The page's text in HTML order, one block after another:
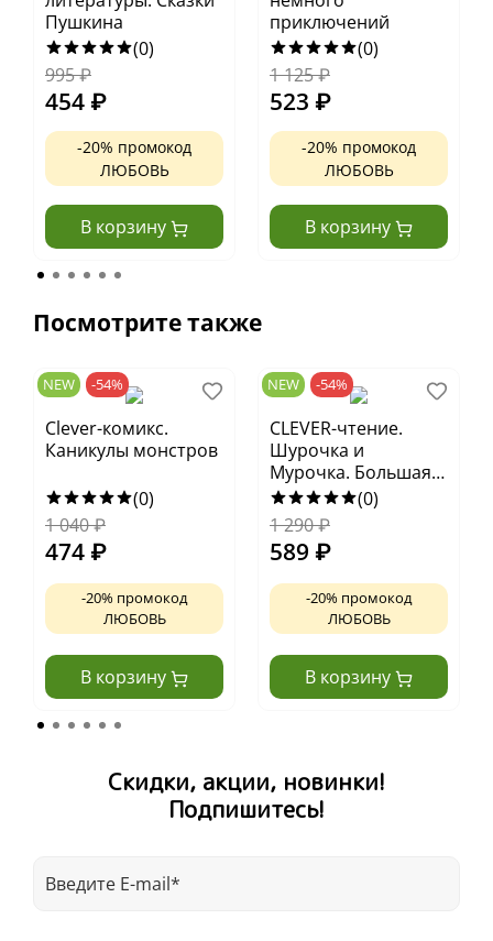
Пушкина
(0)
995₽
454 ₽
-20% промокод
ЛЮБОВЬ
В корзину
приключений
(0)
1 125₽
523 ₽
-20% промокод
ЛЮБОВЬ
В корзину
Посмотрите также
NEW -54%
Clever-комикс.
Каникулы монстров
(0)
1 040₽
474 ₽
-20% промокод
ЛЮБОВЬ
В корзину
NEW -54%
CLEVER-чтение.
Шурочка и
Мурочка. Большая
экспедиция
любознательных
блошек
(0)
1 290₽
589 ₽
-20% промокод
ЛЮБОВЬ
В корзину
Скидки, акции, новинки!
Подпишитесь!